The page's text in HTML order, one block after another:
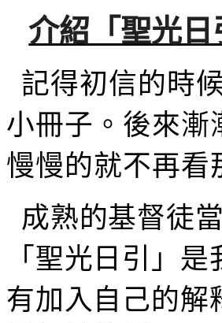
介紹「聖光
記得初信的時
小冊子。後來漸
慢慢的就不再看
成熟的基督徒
「聖光日引」
有加入自己的解